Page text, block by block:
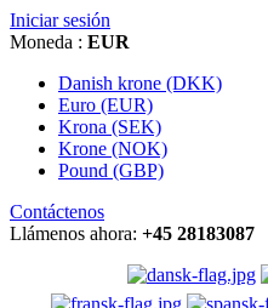
Iniciar sesión
Moneda : EUR
Danish krone (DKK)
Euro (EUR)
Krona (SEK)
Krone (NOK)
Pound (GBP)
Contáctenos
Llámenos ahora: +45 28183087